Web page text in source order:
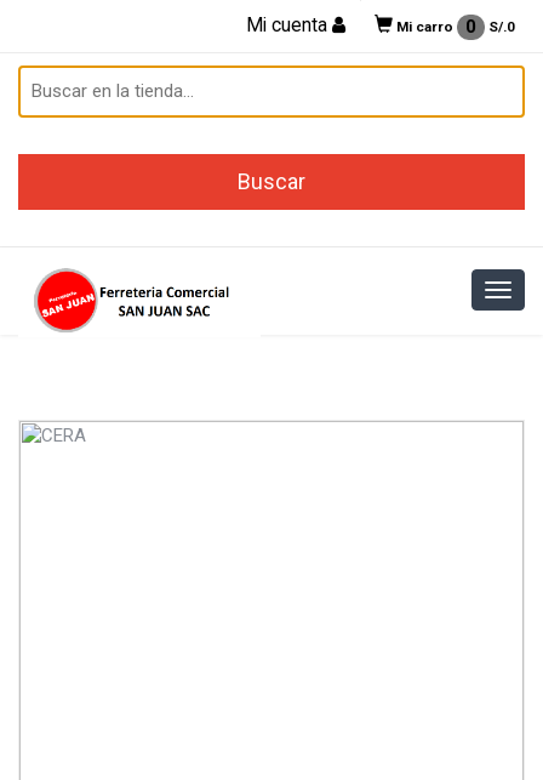
Mi cuenta Mi carro 0 S/.0